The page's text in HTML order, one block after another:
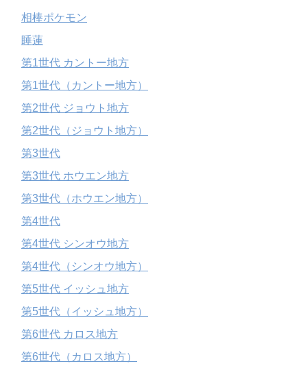
相棒ポケモン
睡蓮
第1世代 カントー地方
第1世代（カントー地方）
第2世代 ジョウト地方
第2世代（ジョウト地方）
第3世代
第3世代 ホウエン地方
第3世代（ホウエン地方）
第4世代
第4世代 シンオウ地方
第4世代（シンオウ地方）
第5世代 イッシュ地方
第5世代（イッシュ地方）
第6世代 カロス地方
第6世代（カロス地方）